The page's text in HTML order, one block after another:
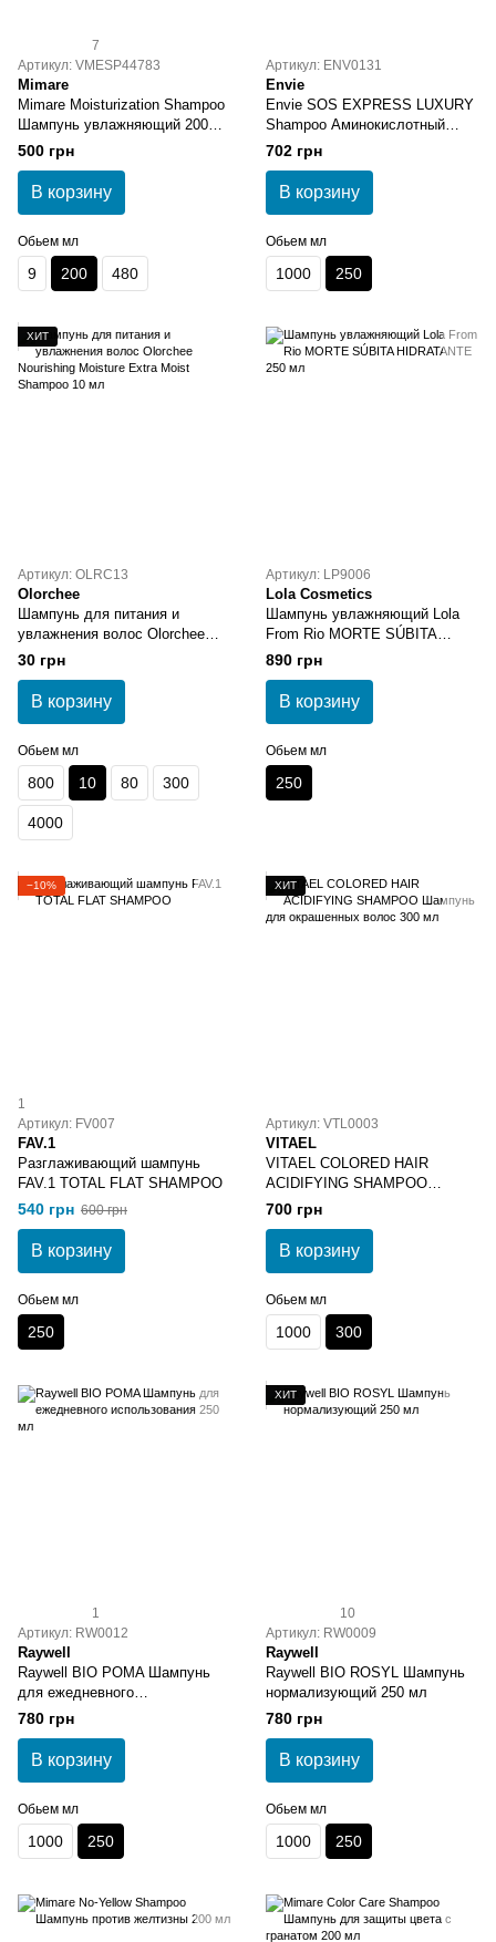
7
Артикул: VMESP44783
Mimare
Mimare Moisturization Shampoo
Шампунь увлажняющий 200
мл
500 грн
В корзину
Обьем мл
9 200 480
Артикул: ENV0131
Envie
Envie SOS EXPRESS LUXURY
Shampoo Аминокислотный
шампунь 250 мл
702 грн
В корзину
Обьем мл
1000 250
ХИТ
Артикул: OLRC13
Olorchee
Шампунь для питания и
увлажнения волос Olorchee
Nourishing Moisture Extra Moist
Shampoo 10 мл
30 грн
В корзину
Обьем мл
800 10 80 300
4000
Артикул: LP9006
Lola Cosmetics
Шампунь увлажняющий Lola
From Rio MORTE SÚBITA
HIDRATANTE 250 мл
890 грн
В корзину
Обьем мл
250
−10%
1
Артикул: FV007
FAV.1
Разглаживающий шампунь
FAV.1 TOTAL FLAT SHAMPOO
540 грн 600 грн
В корзину
Обьем мл
250
ХИТ
Артикул: VTL0003
VITAEL
VITAEL COLORED HAIR
ACIDIFYING SHAMPOO
Шампунь для окрашенных
волос 300 мл
700 грн
В корзину
Обьем мл
1000 300
1
Артикул: RW0012
Raywell
Raywell BIO POMA Шампунь
для ежедневного
использования 250 мл
780 грн
В корзину
Обьем мл
1000 250
ХИТ
10
Артикул: RW0009
Raywell
Raywell BIO ROSYL Шампунь
нормализующий 250 мл
780 грн
В корзину
Обьем мл
1000 250